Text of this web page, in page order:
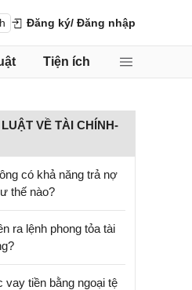
Đăng ký/ Đăng nhập
Tiện ích
VỀ TÀI CHÍNH-
có khả năng trả nợ
thế nào?
ra lệnh phong tỏa tài
tiền bằng ngoại tệ